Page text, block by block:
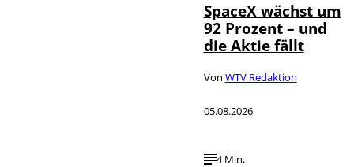
SpaceX wächst um
92 Prozent – und
die Aktie fällt
Von WTV Redaktion
05.08.2026
4 Min.